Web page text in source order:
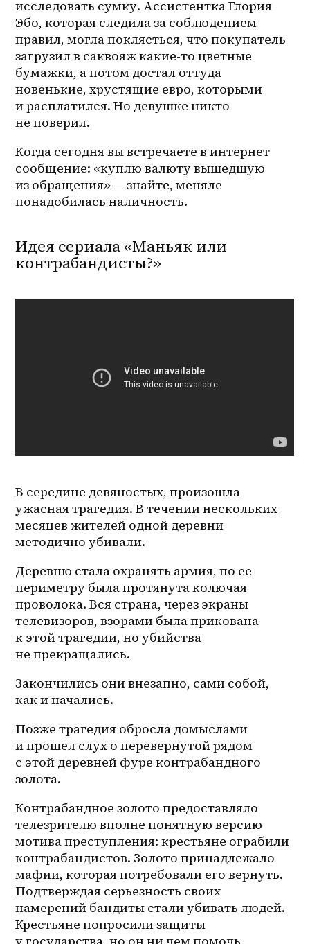
исследовать сумку. Ассистентка Глория
Эбо, которая следила за соблюдением
правил, могла поклясться, что покупатель
загрузил в саквояж какие-то цветные
бумажки, а потом достал оттуда
новенькие, хрустящие евро, которыми
и расплатился. Но девушке никто
не поверил.
Когда сегодня вы встречаете в интернет
сообщение: «куплю валюту вышедшую
из обращения» — знайте, меняле
понадобилась наличность.
Идея сериала «Маньяк или
контрабандисты?»
В середине девяностых, произошла
ужасная трагедия. В течении нескольких
месяцев жителей одной деревни
методично убивали.
Деревню стала охранять армия, по ее
периметру была протянута колючая
проволока. Вся страна, через экраны
телевизоров, взорами была прикована
к этой трагедии, но убийства
не прекращались.
Закончились они внезапно, сами собой,
как и начались.
Позже трагедия обросла домыслами
и прошел слух о перевернутой рядом
с этой деревней фуре контрабандного
золота.
Контрабандное золото предоставляло
телезрителю вполне понятную версию
мотива преступления: крестьяне ограбили
контрабандистов. Золото принадлежало
мафии, которая потребовали его вернуть.
Подтверждая серьезность своих
намерений бандиты стали убивать людей.
Крестьяне попросили защиты